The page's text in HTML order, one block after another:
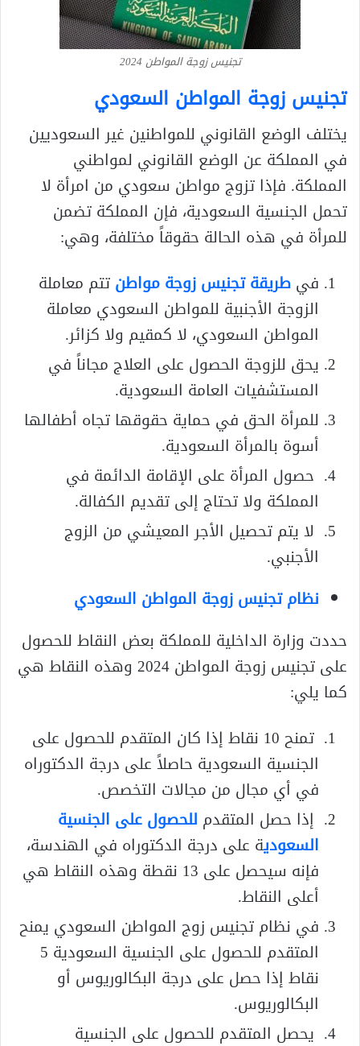
تجنيس زوجة المواطن 2024
تجنيس زوجة المواطن السعودي
يختلف الوضع القانوني للمواطنين غير السعوديين
في المملكة عن الوضع القانوني لمواطني
المملكة. فإذا تزوج مواطن سعودي من امرأة لا
تحمل الجنسية السعودية، فإن المملكة تضمن
للمرأة في هذه الحالة حقوقاً مختلفة، وهي:
فيطريقة تجنيس زوجة مواطنتتم معاملة
الزوجة الأجنبية للمواطن السعودي معاملة
المواطن السعودي، لا كمقيم ولا كزائر.
يحق للزوجة الحصول على العلاج مجاناً في
المستشفيات العامة السعودية.
للمرأة الحق في حماية حقوقها تجاه أطفالها
أسوة بالمرأة السعودية.
حصول المرأة على الإقامة الدائمة في
المملكة ولا تحتاج إلى تقديم الكفالة.
لا يتم تحصيل الأجر المعيشي من الزوج
الأجنبي.
نظام تجنيس زوجة المواطن السعودي
حددت وزارة الداخلية للمملكة بعض النقاط للحصول
على تجنيس زوجة المواطن 2024 وهذه النقاط هي
كما يلي:
تمنح 10 نقاط إذا كان المتقدم للحصول على
الجنسية السعودية حاصلاً على درجة الدكتوراه
في أي مجال من مجالات التخصص.
إذا حصل المتقدم للحصول على الجنسية
السعودية على درجة الدكتوراه في الهندسة،
فإنه سيحصل على 13 نقطة وهذه النقاط هي
أعلى النقاط.
في نظام تجنيس زوج المواطن السعودي يمنح
المتقدم للحصول على الجنسية السعودية 5
نقاط إذا حصل على درجة البكالوريوس أو
البكالوريوس.
يحصل المتقدم للحصول على الجنسية